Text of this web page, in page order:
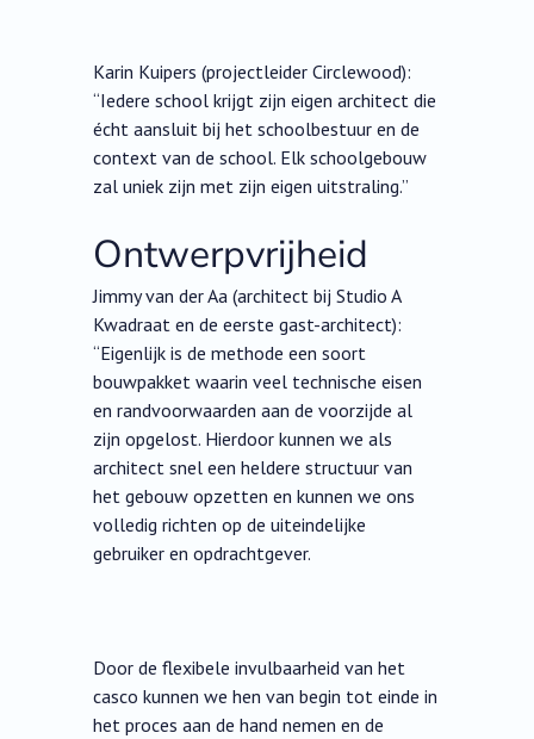
Karin Kuipers (projectleider Circlewood):
“Iedere school krijgt zijn eigen architect die
écht aansluit bij het schoolbestuur en de
context van de school. Elk schoolgebouw
zal uniek zijn met zijn eigen uitstraling.”
Ontwerpvrijheid
Jimmy van der Aa (architect bij Studio A
Kwadraat en de eerste gast-architect):
“Eigenlijk is de methode een soort
bouwpakket waarin veel technische eisen
en randvoorwaarden aan de voorzijde al
zijn opgelost. Hierdoor kunnen we als
architect snel een heldere structuur van
het gebouw opzetten en kunnen we ons
volledig richten op de uiteindelijke
gebruiker en opdrachtgever.
Door de flexibele invulbaarheid van het
casco kunnen we hen van begin tot einde in
het proces aan de hand nemen en de